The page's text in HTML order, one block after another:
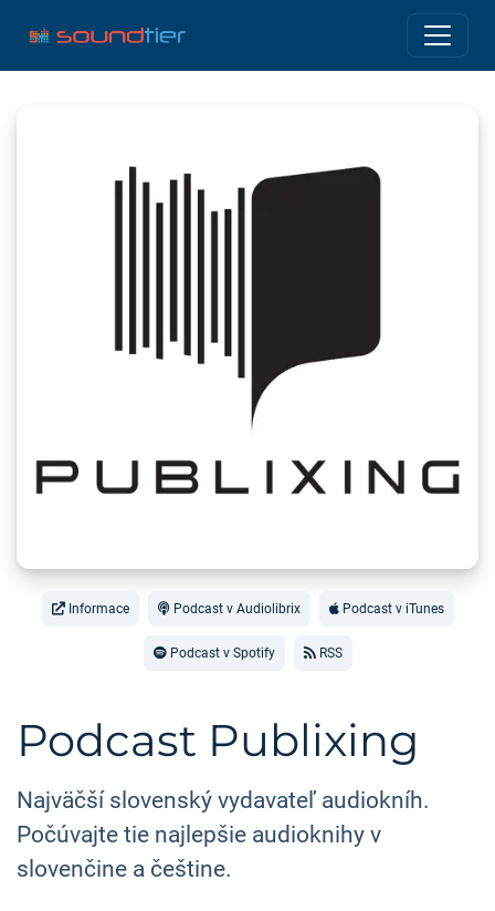
Informace Podcast v Audiolibrix Podcast v iTunes
Podcast v Spotify RSS
Podcast Publixing
Najväčší slovenský vydavateľ audiokníh.
Počúvajte tie najlepšie audioknihy v
slovenčine a češtine.